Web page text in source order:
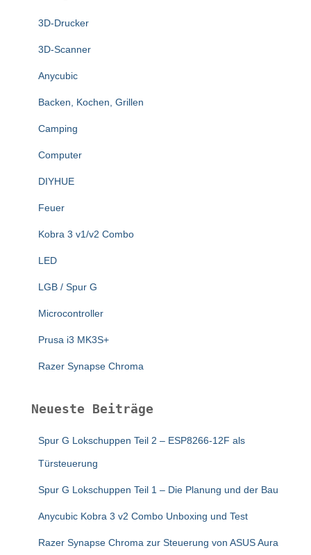
3D-Drucker
3D-Scanner
Anycubic
Backen, Kochen, Grillen
Camping
Computer
DIYHUE
Feuer
Kobra 3 v1/v2 Combo
LED
LGB / Spur G
Microcontroller
Prusa i3 MK3S+
Razer Synapse Chroma
Neueste Beiträge
Spur G Lokschuppen Teil 2 – ESP8266-12F als
Türsteuerung
Spur G Lokschuppen Teil 1 – Die Planung und der Bau
Anycubic Kobra 3 v2 Combo Unboxing und Test
Razer Synapse Chroma zur Steuerung von ASUS Aura